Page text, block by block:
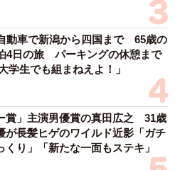
動車で新潟から四国まで 65歳の
4日の旅 パーキングの休憩まで
学生でも組まねえよ！」
賞」主演男優賞の真田広之 31歳
が長髪ヒゲのワイルド近影「ガチ
くり」「新たな一面もステキ」